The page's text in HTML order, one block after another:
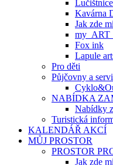
Kavárna
Jak zde
Fox ink
Lapule
Pro děti
Půjčovny a
NABÍDKA
Nabídky
Turistická
KALENDÁŘ AKCÍ
MŮJ PROSTOR
PROSTOR
Jak zde